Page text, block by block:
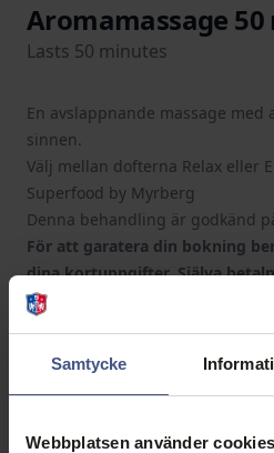
Samtycke
Webbplatsen använder
Aromamassage
Lasts 50 minutes
En avslappnande massage
sinnen.
Välj mellan dofterna Relax eller
Superfood by Myrberg
Denna behandling är godkänd
För att garatera din bokning
dina kortuppgifter. Själva
plats, där du kan välja mellan
SEK 899.00